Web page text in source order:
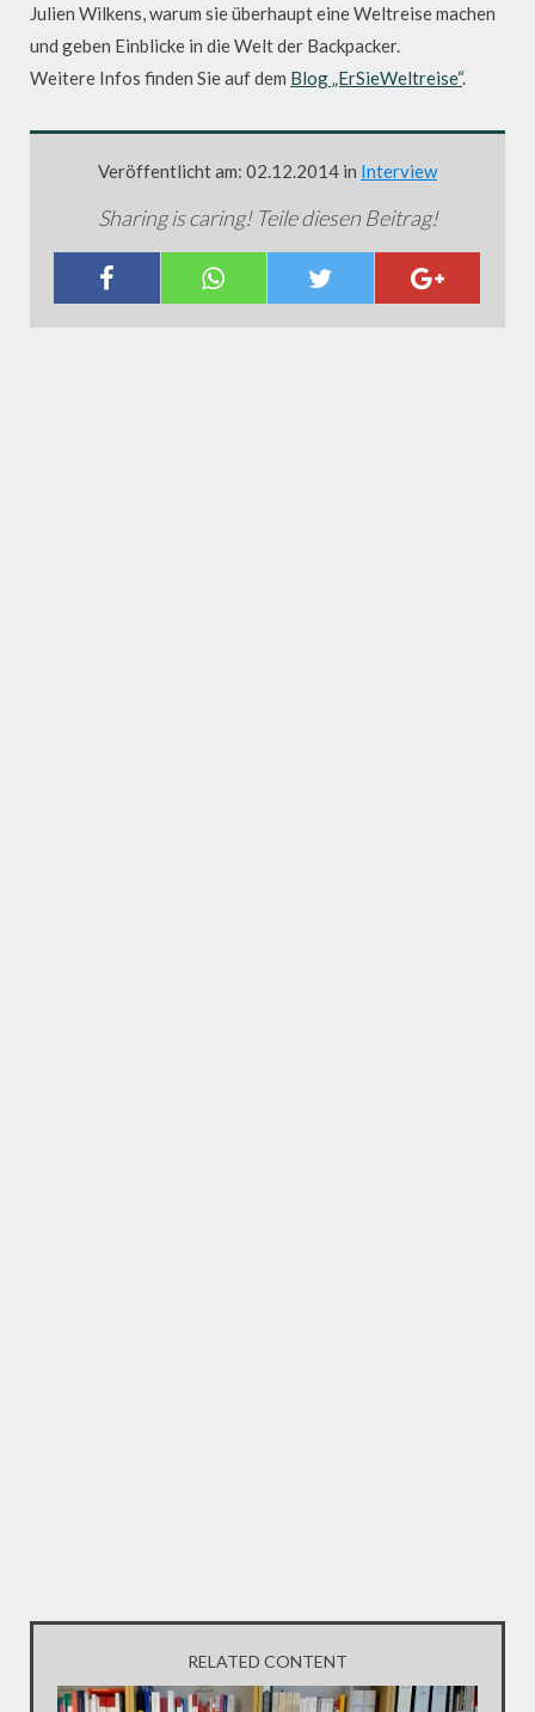
Julien Wilkens, warum sie überhaupt eine Weltreise machen
und geben Einblicke in die Welt der Backpacker.
Weitere Infos finden Sie auf dem Blog „ErSieWeltreise“.
Veröffentlicht am: 02.12.2014 in Interview
Sharing is caring! Teile diesen Beitrag!
RELATED CONTENT